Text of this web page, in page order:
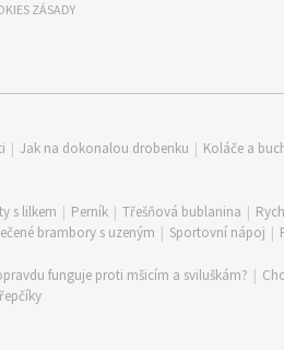
ZÁSADY
| Jak na dokonalou drobenku | Koláče a
s lilkem | Perník | Třešňová bublanina |
brambory s uzeným | Sportovní nápoj |
funguje proti mšicím a sviluškám? |